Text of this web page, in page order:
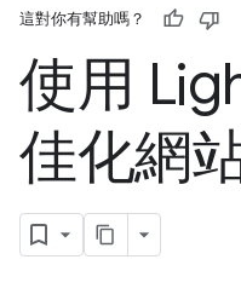
這對你有幫助嗎？
使用
佳化網